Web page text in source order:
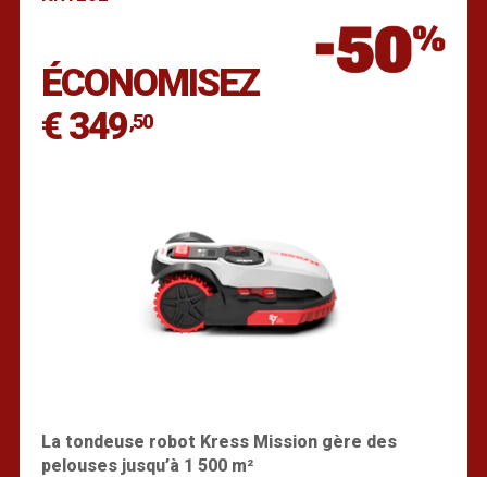
Trouver un revendeur
ÉCONOMISEZ
€ 349,50
La tondeuse robot Kress Mission gère des
pelouses jusqu’à 1 500 m²